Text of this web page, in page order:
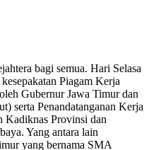
bagi semua. Hari Selasa
Piagam Kerja
Gubernur Jawa Timur dan
serta Penandatanganan Kerja
Kadiknas Provinsi dan
Yang antara lain
yang bernama SMA